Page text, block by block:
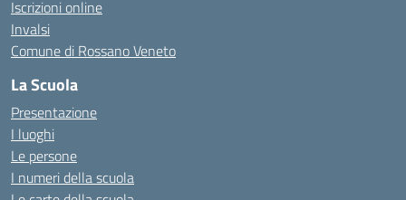
Iscrizioni online
Invalsi
Comune di Rossano Veneto
La Scuola
Presentazione
I luoghi
Le persone
I numeri della scuola